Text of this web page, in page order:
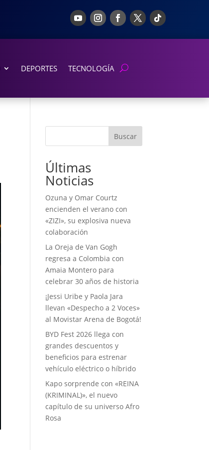
DEPORTES TECNOLOGÍA
Buscar
Últimas
Noticias
Ozuna y Omar Courtz
encienden el verano con
«ZIZI», su explosiva nueva
colaboración
La Oreja de Van Gogh
regresa a Colombia con
Amaia Montero para
celebrar 30 años de historia
¡Jessi Uribe y Paola Jara
llevan «Despecho a 2 Voces»
al Movistar Arena de Bogotá!
BYD Fest 2026 llega con
grandes descuentos y
beneficios para estrenar
vehículo eléctrico o híbrido
Kapo sorprende con «REINA
(KRIMINAL)», el nuevo
capítulo de su universo Afro
Rosa